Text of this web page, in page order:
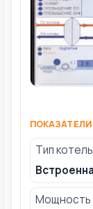
Тип
Мощность